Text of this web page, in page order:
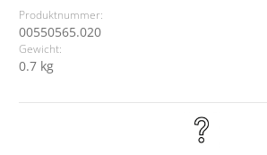
Produktnummer:
00550565.020
Gewicht:
0.7 kg